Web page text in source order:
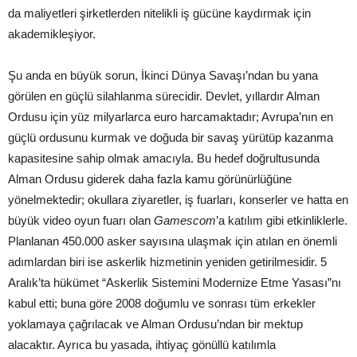
da maliyetleri şirketlerden nitelikli iş gücüne kaydırmak için
akademikleşiyor.
Şu anda en büyük sorun, İkinci Dünya Savaşı’ndan bu yana
görülen en güçlü silahlanma sürecidir. Devlet, yıllardır Alman
Ordusu için yüz milyarlarca euro harcamaktadır; Avrupa’nın en
güçlü ordusunu kurmak ve doğuda bir savaş yürütüp kazanma
kapasitesine sahip olmak amacıyla. Bu hedef doğrultusunda
Alman Ordusu giderek daha fazla kamu görünürlüğüne
yönelmektedir; okullara ziyaretler, iş fuarları, konserler ve hatta en
büyük video oyun fuarı olan Gamescom’a katılım gibi etkinliklerle.
Planlanan 450.000 asker sayısına ulaşmak için atılan en önemli
adımlardan biri ise askerlik hizmetinin yeniden getirilmesidir. 5
Aralık’ta hükümet “Askerlik Sistemini Modernize Etme Yasası”nı
kabul etti; buna göre 2008 doğumlu ve sonrası tüm erkekler
yoklamaya çağrılacak ve Alman Ordusu’ndan bir mektup
alacaktır. Ayrıca bu yasada, ihtiyaç gönüllü katılımla